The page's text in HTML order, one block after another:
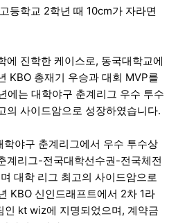
등학교 2학년 때 10cm가 자라면
에 진학한 케이스로, 동국대학교에
KBO 총재기 우승과 대회 MVP를
에는 대학야구 춘계리그 우수 투수
의 사이드암으로 성장하였습니다.
야구 춘계리그에서 우수 투수상
계리그-전국대학선수권-전국체전
대학 리그 최고의 사이드암으로
KBO 신인드래프트에서 2차 1라
인 kt wiz에 지명되었으며, 계약금